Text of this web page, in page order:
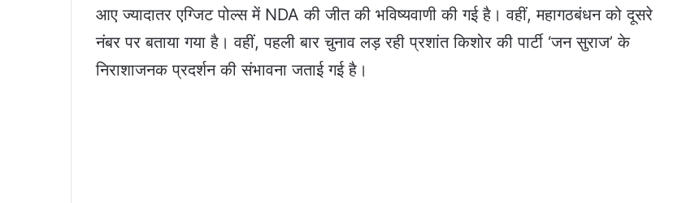
आए ज्यादातर एग्जिट पोल्स में NDA की जीत की भविष्यवाणी की गई है। वहीं, महागठबंधन को दूसरे
नंबर पर बताया गया है। वहीं, पहली बार चुनाव लड़ रही प्रशांत किशोर की पार्टी ‘जन सुराज’ के
निराशाजनक प्रदर्शन की संभावना जताई गई है।